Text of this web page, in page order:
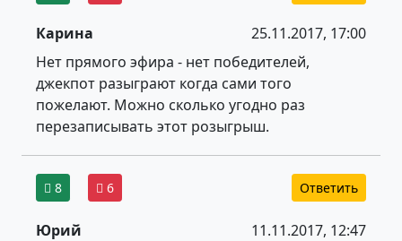
Карина
25.11.2017, 17:00
Нет прямого эфира - нет победителей,
джекпот разыграют когда сами того
пожелают. Можно сколько угодно раз
перезаписывать этот розыгрыш.
8 6 Ответить
Юрий
11.11.2017, 12:47